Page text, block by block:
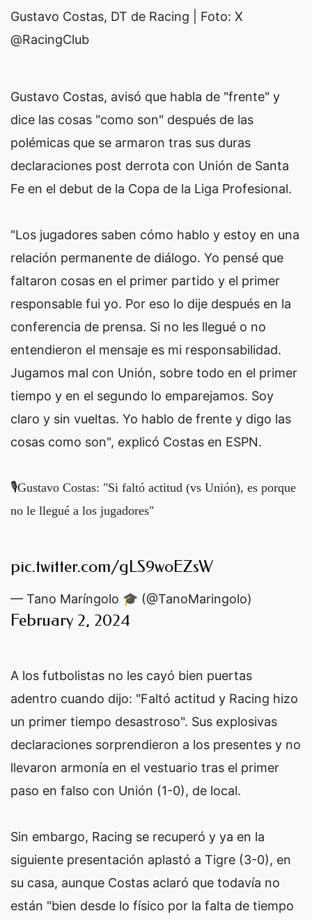
Gustavo Costas, DT de Racing | Foto: X
@RacingClub
Gustavo Costas, avisó que habla de "frente" y
dice las cosas "como son" después de las
polémicas que se armaron tras sus duras
declaraciones post derrota con Unión de Santa
Fe en el debut de la Copa de la Liga Profesional.
"Los jugadores saben cómo hablo y estoy en una
relación permanente de diálogo. Yo pensé que
faltaron cosas en el primer partido y el primer
responsable fui yo. Por eso lo dije después en la
conferencia de prensa. Si no les llegué o no
entendieron el mensaje es mi responsabilidad.
Jugamos mal con Unión, sobre todo en el primer
tiempo y en el segundo lo emparejamos. Soy
claro y sin vueltas. Yo hablo de frente y digo las
cosas como son", explicó Costas en ESPN.
🎙Gustavo Costas: "Si faltó actitud (vs Unión), es porque
no le llegué a los jugadores"
pic.twitter.com/gLS9woEZsW
— Tano Maríngolo 🎓 (@TanoMaringolo)
February 2, 2024
A los futbolistas no les cayó bien puertas
adentro cuando dijo: "Faltó actitud y Racing hizo
un primer tiempo desastroso". Sus explosivas
declaraciones sorprendieron a los presentes y no
llevaron armonía en el vestuario tras el primer
paso en falso con Unión (1-0), de local.
Sin embargo, Racing se recuperó y ya en la
siguiente presentación aplastó a Tigre (3-0), en
su casa, aunque Costas aclaró que todavía no
están "bien desde lo físico por la falta de tiempo